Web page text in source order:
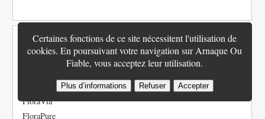
Certaines fonctions de ce site nécessitent l'utilisation de
cookies. En poursuivant votre navigation sur Arnaque Ou
Fiable, vous acceptez leur utilisation.
Plus d’informations Refuser Accepter
Les Meilleurs Produits
PhenQ
FloraVia
FloraPure